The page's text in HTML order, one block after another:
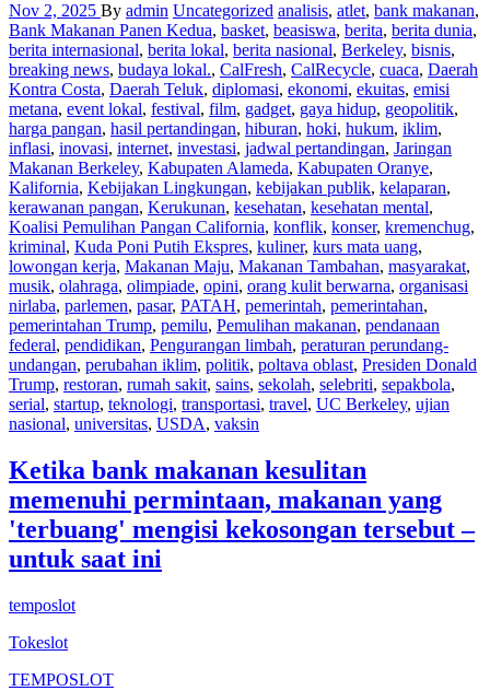
Nov 2, 2025 By admin Uncategorized analisis, atlet, bank makanan,
Bank Makanan Panen Kedua, basket, beasiswa, berita, berita dunia,
berita internasional, berita lokal, berita nasional, Berkeley, bisnis,
breaking news, budaya lokal., CalFresh, CalRecycle, cuaca, Daerah
Kontra Costa, Daerah Teluk, diplomasi, ekonomi, ekuitas, emisi
metana, event lokal, festival, film, gadget, gaya hidup, geopolitik,
harga pangan, hasil pertandingan, hiburan, hoki, hukum, iklim,
inflasi, inovasi, internet, investasi, jadwal pertandingan, Jaringan
Makanan Berkeley, Kabupaten Alameda, Kabupaten Oranye,
Kalifornia, Kebijakan Lingkungan, kebijakan publik, kelaparan,
kerawanan pangan, Kerukunan, kesehatan, kesehatan mental,
Koalisi Pemulihan Pangan California, konflik, konser, kremenchug,
kriminal, Kuda Poni Putih Ekspres, kuliner, kurs mata uang,
lowongan kerja, Makanan Maju, Makanan Tambahan, masyarakat,
musik, olahraga, olimpiade, opini, orang kulit berwarna, organisasi
nirlaba, parlemen, pasar, PATAH, pemerintah, pemerintahan,
pemerintahan Trump, pemilu, Pemulihan makanan, pendanaan
federal, pendidikan, Pengurangan limbah, peraturan perundang-
undangan, perubahan iklim, politik, poltava oblast, Presiden Donald
Trump, restoran, rumah sakit, sains, sekolah, selebriti, sepakbola,
serial, startup, teknologi, transportasi, travel, UC Berkeley, ujian
nasional, universitas, USDA, vaksin
Ketika bank makanan kesulitan
memenuhi permintaan, makanan yang
'terbuang' mengisi kekosongan tersebut –
untuk saat ini
temposlot
Tokeslot
TEMPOSLOT